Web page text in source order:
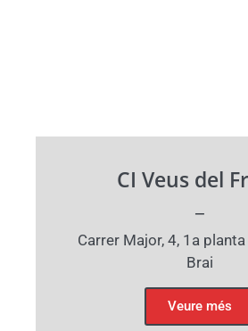
CI Veus del
Carrer Major, 4, 1a
Brai
Veure més